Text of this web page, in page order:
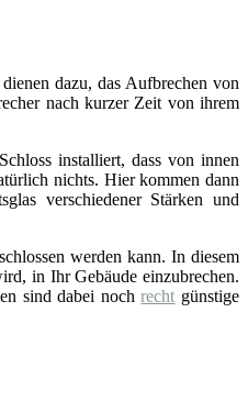
dazu, das Aufbrechen von
nach kurzer Zeit von ihrem
installiert, dass von innen
nichts. Hier kommen dann
verschiedener Stärken und
werden kann. In diesem
in Ihr Gebäude einzubrechen.
sind dabei nochrecht günstige